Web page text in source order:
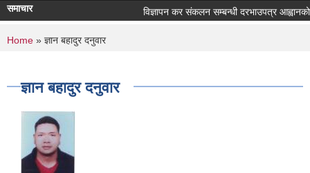
समाचार विज्ञापन कर संकलन सम्बन्धी दरभाउपत्र आह्वानको
You are here
Home » ज्ञान बहादुर दनुवार
ज्ञान बहादुर दनुवार